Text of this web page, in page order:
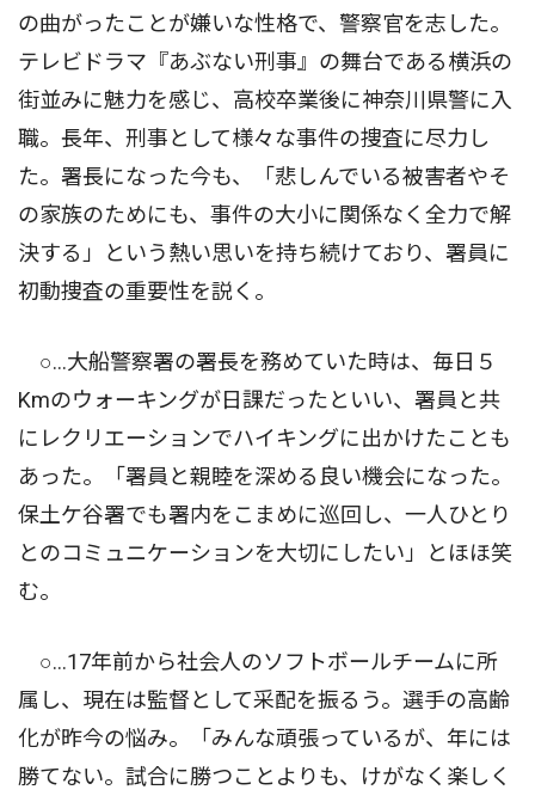
の曲がったことが嫌いな性格で、警察官を志した。
テレビドラマ『あぶない刑事』の舞台である横浜の
街並みに魅力を感じ、高校卒業後に神奈川県警に入
職。長年、刑事として様々な事件の捜査に尽力し
た。署長になった今も、「悲しんでいる被害者やそ
の家族のためにも、事件の大小に関係なく全力で解
決する」という熱い思いを持ち続けており、署員に
初動捜査の重要性を説く。
○…大船警察署の署長を務めていた時は、毎日５
Kmのウォーキングが日課だったといい、署員と共
にレクリエーションでハイキングに出かけたことも
あった。「署員と親睦を深める良い機会になった。
保土ケ谷署でも署内をこまめに巡回し、一人ひとり
とのコミュニケーションを大切にしたい」とほほ笑
む。
○…17年前から社会人のソフトボールチームに所
属し、現在は監督として采配を振るう。選手の高齢
化が昨今の悩み。「みんな頑張っているが、年には
勝てない。試合に勝つことよりも、けがなく楽しく